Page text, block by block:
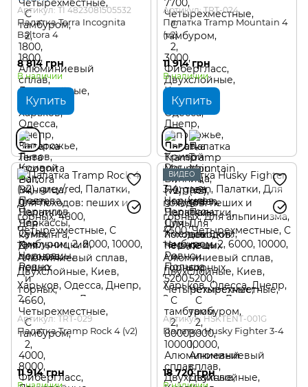
Артикул: TI 4823081505532
Палатка Terra Incognita
Baltora 4
8 814 грн
В наличии
Купить
Артикул: TRT-024
Палатка Tramp Mountain 4
(v2)
11 914 грн
В наличии
Купить
Артикул: TRT-029
Палатка Tramp Rock 4 (v2)
11 914 грн
ВИДЕО
Артикул: HSKTENT-001G
Палатка Husky Fighter 3-4
18 720 грн